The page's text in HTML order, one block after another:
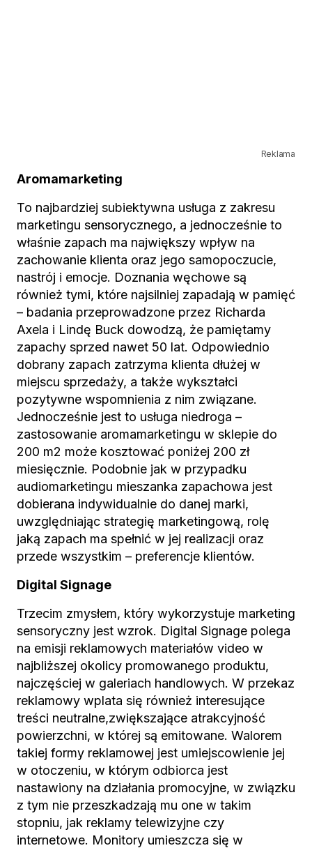
Reklama
Aromamarketing
To najbardziej subiektywna usługa z zakresu
marketingu sensorycznego, a jednocześnie to
właśnie zapach ma największy wpływ na
zachowanie klienta oraz jego samopoczucie,
nastrój i emocje. Doznania węchowe są
również tymi, które najsilniej zapadają w pamięć
– badania przeprowadzone przez Richarda
Axela i Lindę Buck dowodzą, że pamiętamy
zapachy sprzed nawet 50 lat. Odpowiednio
dobrany zapach zatrzyma klienta dłużej w
miejscu sprzedaży, a także wykształci
pozytywne wspomnienia z nim związane.
Jednocześnie jest to usługa niedroga –
zastosowanie aromamarketingu w sklepie do
200 m2 może kosztować poniżej 200 zł
miesięcznie. Podobnie jak w przypadku
audiomarketingu mieszanka zapachowa jest
dobierana indywidualnie do danej marki,
uwzględniając strategię marketingową, rolę
jaką zapach ma spełnić w jej realizacji oraz
przede wszystkim – preferencje klientów.
Digital Signage
Trzecim zmysłem, który wykorzystuje marketing
sensoryczny jest wzrok. Digital Signage polega
na emisji reklamowych materiałów video w
najbliższej okolicy promowanego produktu,
najczęściej w galeriach handlowych. W przekaz
reklamowy wplata się również interesujące
treści neutralne,zwiększające atrakcyjność
powierzchni, w której są emitowane. Walorem
takiej formy reklamowej jest umiejscowienie jej
w otoczeniu, w którym odbiorca jest
nastawiony na działania promocyjne, w związku
z tym nie przeszkadzają mu one w takim
stopniu, jak reklamy telewizyjne czy
internetowe. Monitory umieszcza się w